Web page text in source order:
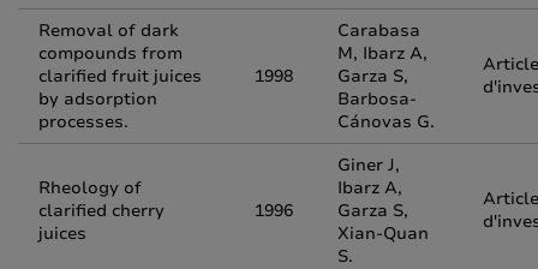
Removal of dark
compounds from
clarified fruit juices
by adsorption
processes.
1998
Carabasa
M, Ibarz A,
Garza S,
Barbosa-
Cánovas G.
Article
Rheology of
clarified cherry
juices
1996
Giner J,
Ibarz A,
Garza S,
Xian-Quan
S.
Article